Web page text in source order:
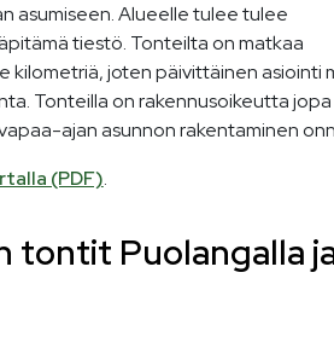
asumiseen. Alueelle tulee tulee
tiestö. Tonteilta on matkaa
kilometriä, joten päivittäinen asiointi
Tonteilla on rakennusoikeutta
ajan asunnon rakentaminen
(PDF).
tontit Puolangalla